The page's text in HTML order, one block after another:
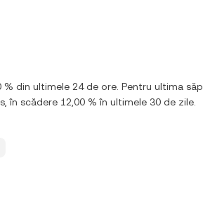
% din ultimele 24 de ore. Pentru ultima
în scădere 12,00 % în ultimele 30 de zile.